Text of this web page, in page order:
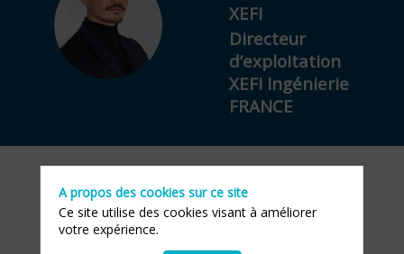
HZ
XEFI
Directeur
d’exploitation
XEFI Ingénierie
FRANCE
Ses
A propos des cookies sur ce site
Ce site utilise des cookies visant à améliorer
votre expérience.